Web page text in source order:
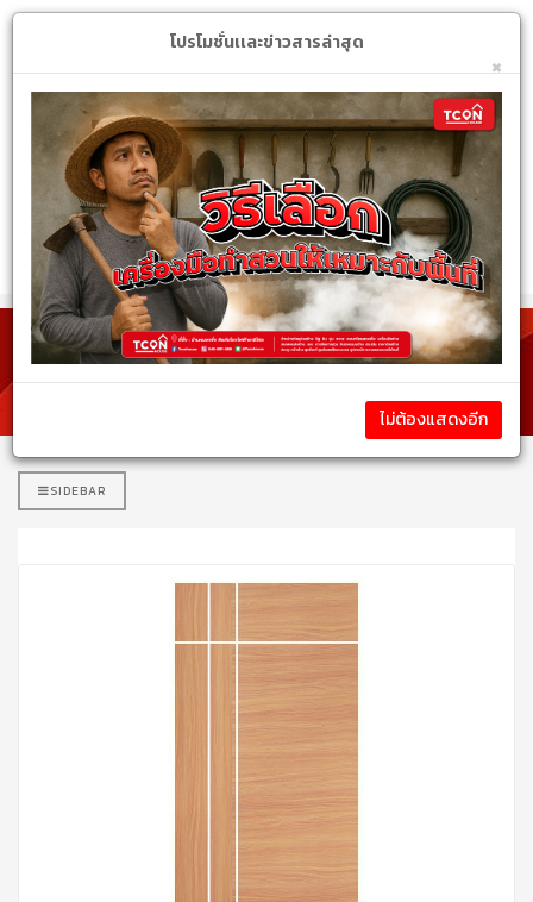
หมวดหมู่สินค้า
รายละเอียดสินค้า
SIDEBAR
โปรโมชั่นเเละข่าวสารล่าสุด
×
ไม่ต้องแสดงอีก